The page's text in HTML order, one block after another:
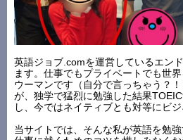
英語ジョブ.comを運営しているエン
ます。仕事でもプライベートでも世
ウーマンです（自分で言っちゃう？
が、独学で猛烈に勉強した結果
し、今ではネイティブとも対等にビジ
当サイトでは、そんな私が英語を勉